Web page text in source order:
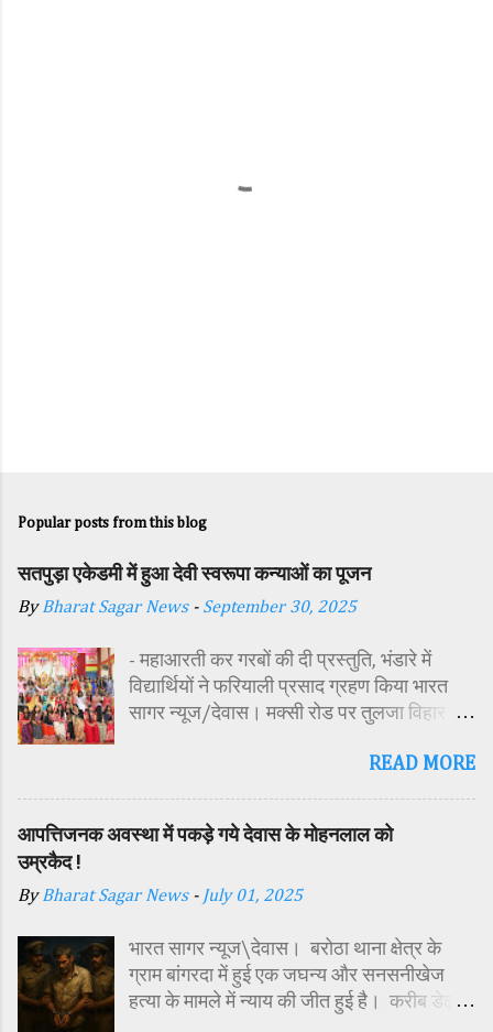
Popular posts from this blog
सतपुड़ा एकेडमी में हुआ देवी स्वरूपा कन्याओं का पूजन
ByBharat Sagar News - September 30, 2025
- महाआरती कर गरबों की दी प्रस्तुति, भंडारे में
विद्यार्थियों ने फरियाली प्रसाद ग्रहण किया भारत
सागर न्यूज/देवास। मक्सी रोड पर तुलजा विहार
पावन अवसर पर कन्या पूजन एवं गरबा महोत्सव का
परिसर में तोरण, रंगोली से आकर्षक साज-सज्जा की
गई। सर्वप्रथम मुख्य अतिथि महिला बाल विकास
विशिष्ट अतिथि शासकीय पॉलिटेक्निक कॉलेज
अध्यक्ष एवं भाजपा जिला अध्यक्ष रायसिंह सेंधव,
स्वास्थ विभाग जिला कार्यक्रम प्रबंधक कामाक्षी दुबे,
स्वास्थ विभाग सहायक कार्यक्रम प्रबंधक स्वीटी
READ MORE
आपत्तिजनक अवस्था में पकड़े गये देवास के मोहनलाल को
उम्रकैद !
ByBharat Sagar News - July 01, 2025
भारत सागर न्यूज\देवास। बरोठा थाना क्षेत्र के
ग्राम बांगरदा में हुई एक जघन्य और सनसनीखेज
हत्या के मामले में न्याय की जीत हुई है। करीब डेढ़